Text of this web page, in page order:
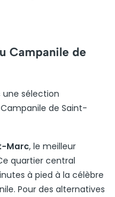
Campanile de
une sélection
de Saint-
Marc, le meilleur
quartier central
à pied à la célèbre
Pour des alternatives